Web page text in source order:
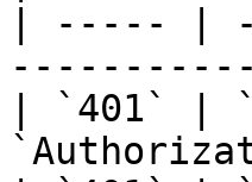
| ----- |
| `401` |